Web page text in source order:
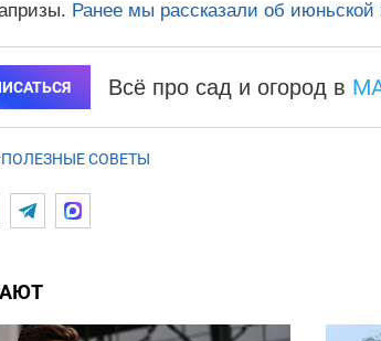
Ранее мы рассказали об июньской
Всё про сад и огород в
СОВЕТЫ